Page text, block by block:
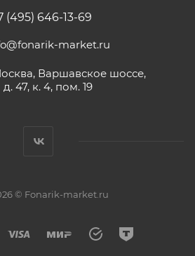
(495) 646-13-69
market.ru
Варшавское шоссе,
д. 47, к. 4, пом. 19
© Fonarik-market.ru